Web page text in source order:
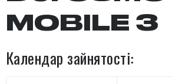
MOBILE 3
Календар зайнятості: